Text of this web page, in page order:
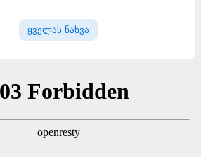
გააგრძელებს
ყველას ნახვა